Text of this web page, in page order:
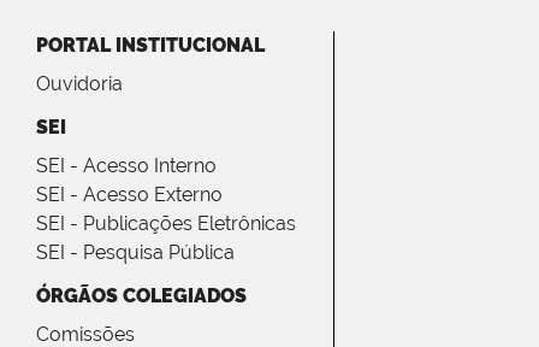
PORTAL INSTITUCIONAL
Ouvidoria
SEI
SEI - Acesso Interno
SEI - Acesso Externo
SEI - Publicações Eletrônicas
SEI - Pesquisa Pública
ÓRGÃOS COLEGIADOS
Comissões